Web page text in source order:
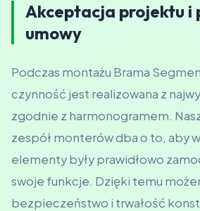
Akceptacja projektu i
umowy
Podczas montażu Brama
czynność jest realizowana z
zgodnie z harmonogramem.
zespół monterów dba o to, aby
elementy były prawidłowo
swoje funkcje. Dzięki temu
bezpieczeństwo i trwałość